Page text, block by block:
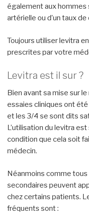
également aux hommes
artérielle ou d’un taux
Toujours utiliser levitra
prescrites par votre
Levitra est il sur ?
Bien avant sa mise sur
essaies cliniques ont
et les 3/4 se sont dits
L’utilisation du levitra
condition que cela soit
médecin.
Néanmoins comme
secondaires peuvent
chez certains patients.
fréquents sont :